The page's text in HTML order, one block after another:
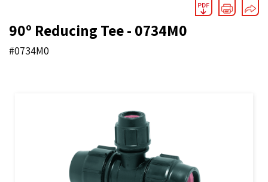
90º Reducing Tee - 0734M0
#0734M0